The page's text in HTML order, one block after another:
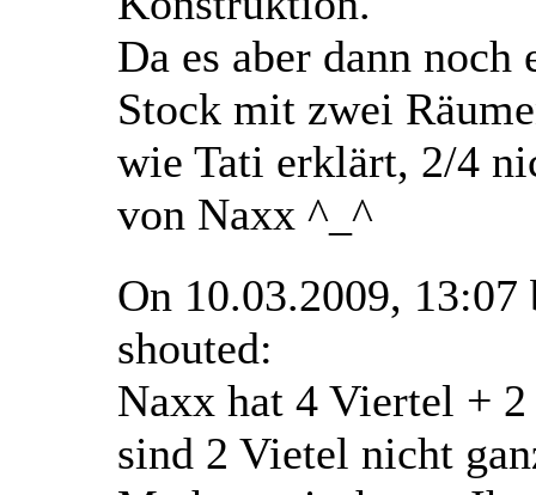
Da es aber dann noch
Stock mit zwei
wie Tati erklärt, 2/4
von Naxx ^_^
On 10.03.2009,
shouted:
Naxx hat 4 Viertel +
sind 2 Vietel nicht